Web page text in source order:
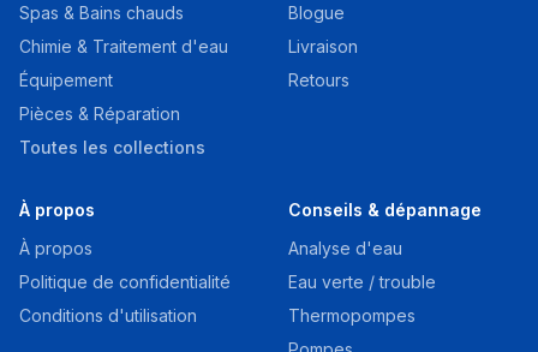
Spas & Bains chauds
Chimie & Traitement d'eau
Équipement
Pièces & Réparation
Toutes les collections
Blogue
Livraison
Retours
À propos
À propos
Politique de confidentialité
Conditions d'utilisation
Conseils & dépannage
Analyse d'eau
Eau verte / trouble
Thermopompes